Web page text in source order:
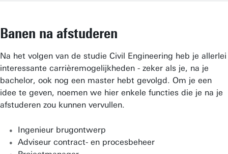
Banen na afstuderen
Na het volgen van de studie Civil Engineering heb je allerlei
interessante carrièremogelijkheden - zeker als je, na je
bachelor, ook nog een master hebt gevolgd. Om je een
idee te geven, noemen we hier enkele functies die je na je
afstuderen zou kunnen vervullen.
Ingenieur brugontwerp
Adviseur contract- en procesbeheer